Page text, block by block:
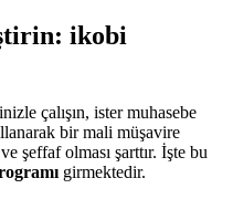
ikobi
çalışın, ister muhasebe
bir mali müşavire
şeffaf olması şarttır. İşte bu
girmektedir.